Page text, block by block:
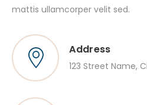
mattis ullamcorper velit sed.
Address
123 Street Name,